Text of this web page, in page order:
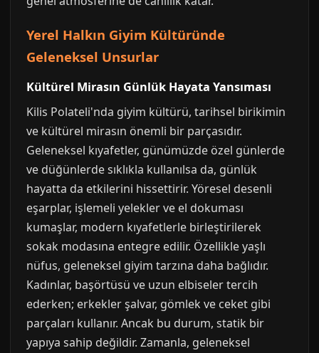
Yerel Halkın Giyim Kültüründe
Geleneksel Unsurlar
Kültürel Mirasın Günlük Hayata Yansıması
Kilis Polateli'nda giyim kültürü, tarihsel birikimin
ve kültürel mirasın önemli bir parçasıdır.
Geleneksel kıyafetler, günümüzde özel günlerde
ve düğünlerde sıklıkla kullanılsa da, günlük
hayatta da etkilerini hissettirir. Yöresel desenli
eşarplar, işlemeli yelekler ve el dokuması
kumaşlar, modern kıyafetlerle birleştirilerek
sokak modasına entegre edilir. Özellikle yaşlı
nüfus, geleneksel giyim tarzına daha bağlıdır.
Kadınlar, başörtüsü ve uzun elbiseler tercih
ederken; erkekler şalvar, gömlek ve ceket gibi
parçaları kullanır. Ancak bu durum, statik bir
yapıya sahip değildir. Zamanla, geleneksel